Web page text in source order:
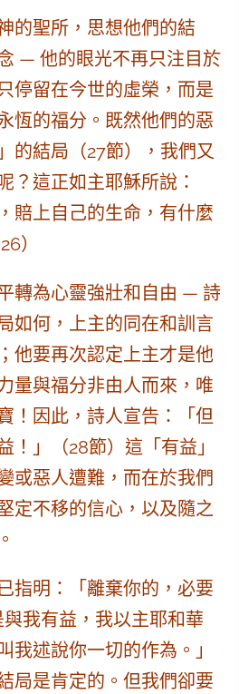
的聖所，思想他們的結
— 他的眼光不再只注目於
停留在今世的虛榮，而是
恆的福分。既然他們的惡
的結局（27節），我們又
？這正如主耶穌所說：
賠上自己的生命，有什麼
）
轉為心靈強壯和自由 — 詩
如何，上主的同在和訓言
他要再次認定上主才是他
量與福分非由人而來，唯
！因此，詩人宣告：「但
！」（28節）這「有益」
或惡人遭難，而在於我們
定不移的信心，以及隨之
指明：「離棄你的，必要
我有益，我以主耶和華
我述說你一切的作為。」
局是肯定的。但我們卻要